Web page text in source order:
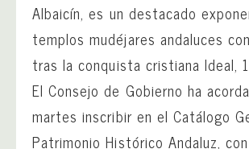
Albaicín, es un destacado
templos mudéjares andaluces
tras la conquista cristiana Ideal,
El Consejo de Gobierno ha
martes inscribir en el Catálogo
Patrimonio Histórico Andaluz,